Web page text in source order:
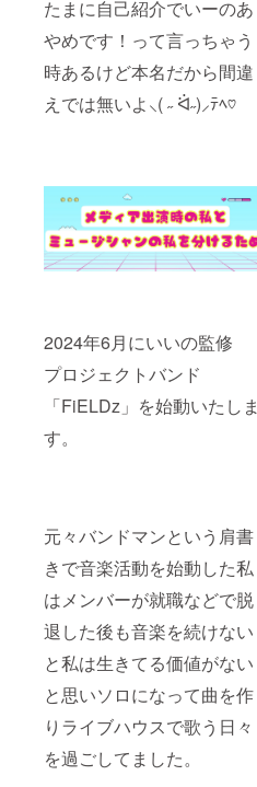
たまに自己紹介でいーのあ
やめです！って言っちゃう
時あるけど本名だから間違
えでは無いよ⸜( ˶ ᐛ˶)⸝ﾃﾍ♡
2024年6月にいいの監修
プロジェクトバンド
「FiELDz」を始動いたしま
す。
元々バンドマンという肩書
きで音楽活動を始動した私
はメンバーが就職などで脱
退した後も音楽を続けない
と私は生きてる価値がない
と思いソロになって曲を作
りライブハウスで歌う日々
を過ごしてました。